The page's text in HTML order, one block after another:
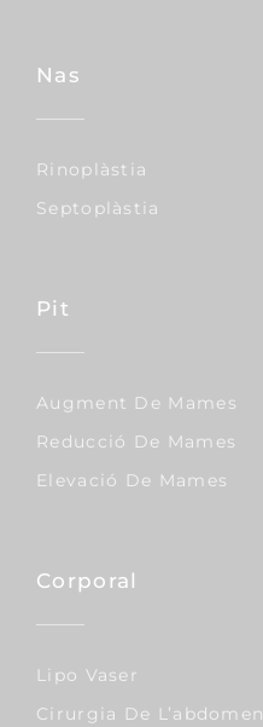
Nas
Rinoplàstia
Septoplàstia
Pit
Augment De Mames
Reducció De Mames
Elevació De Mames
Corporal
Lipo Vaser
Cirurgia De L’abdomen